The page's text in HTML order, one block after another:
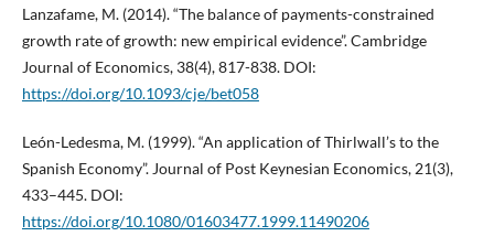
Lanzafame, M. (2014). “The balance of payments-constrained
growth rate of growth: new empirical evidence”. Cambridge
Journal of Economics, 38(4), 817-838. DOI:
https://doi.org/10.1093/cje/bet058
León-Ledesma, M. (1999). “An application of Thirlwall’s to the
Spanish Economy”. Journal of Post Keynesian Economics, 21(3),
433–445. DOI:
https://doi.org/10.1080/01603477.1999.11490206